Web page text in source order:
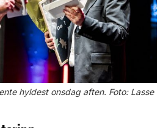
hyldest onsdag aften. Foto: Lasse